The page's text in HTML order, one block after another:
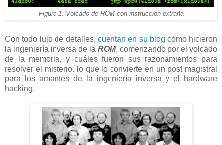
Figura 1: Volcado de ROM con instrucción extraña
Con todo lujo de detalles, cuentan en su blog cómo hicieron
la ingeniería inversa de la ROM, comenzando por el volcado
de la memoria, y cuáles fueron sus razonamientos para
resolver el misterio, lo que lo convierte en un post magistral
para los amantes de la ingeniería inversa y el hardware
hacking.